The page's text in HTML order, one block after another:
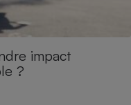
impact
?